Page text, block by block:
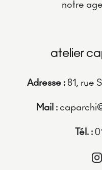
notre
ATELIER
Adresse :81, rue
Mail :
Tél. :